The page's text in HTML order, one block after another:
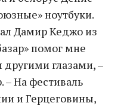
ноутбуки.
Дамир Кеджо из
помог мне
другими глазами, –
– На фестиваль
и Герцеговины,